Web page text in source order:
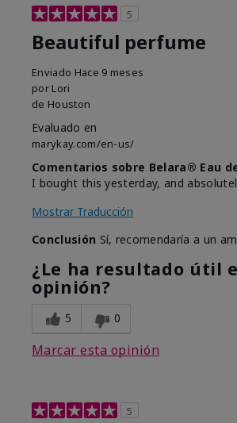
5
Beautiful perfume
Enviado Hace 9 meses
por Lori
de Houston
Evaluado en
marykay.com/en-us/
Comentarios sobre Belara® Eau
I bought this yesterday, and
Mostrar Traducción
Conclusión Sí, recomendaría a un
¿Le ha resultado útil
opinión?
5 0
Marcar esta opinión
5